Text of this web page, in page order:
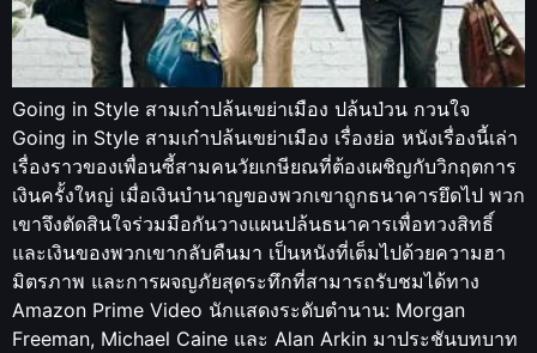
Going in Style สามเก๋าปล้นเขย่าเมือง ปล้นป่วน กวนใจ
Going in Style สามเก๋าปล้นเขย่าเมือง เรื่องย่อ หนังเรื่องนี้เล่า
เรื่องราวของเพื่อนซี้สามคนวัยเกษียณที่ต้องเผชิญกับวิกฤตการ
เงินครั้งใหญ่ เมื่อเงินบำนาญของพวกเขาถูกธนาคารยึดไป พวก
เขาจึงตัดสินใจร่วมมือกันวางแผนปล้นธนาคารเพื่อทวงสิทธิ์
และเงินของพวกเขากลับคืนมา เป็นหนังที่เต็มไปด้วยความฮา
มิตรภาพ และการผจญภัยสุดระทึกที่สามารถรับชมได้ทาง
Amazon Prime Video นักแสดงระดับตำนาน: Morgan
Freeman, Michael Caine และ Alan Arkin มาประชันบทบาท